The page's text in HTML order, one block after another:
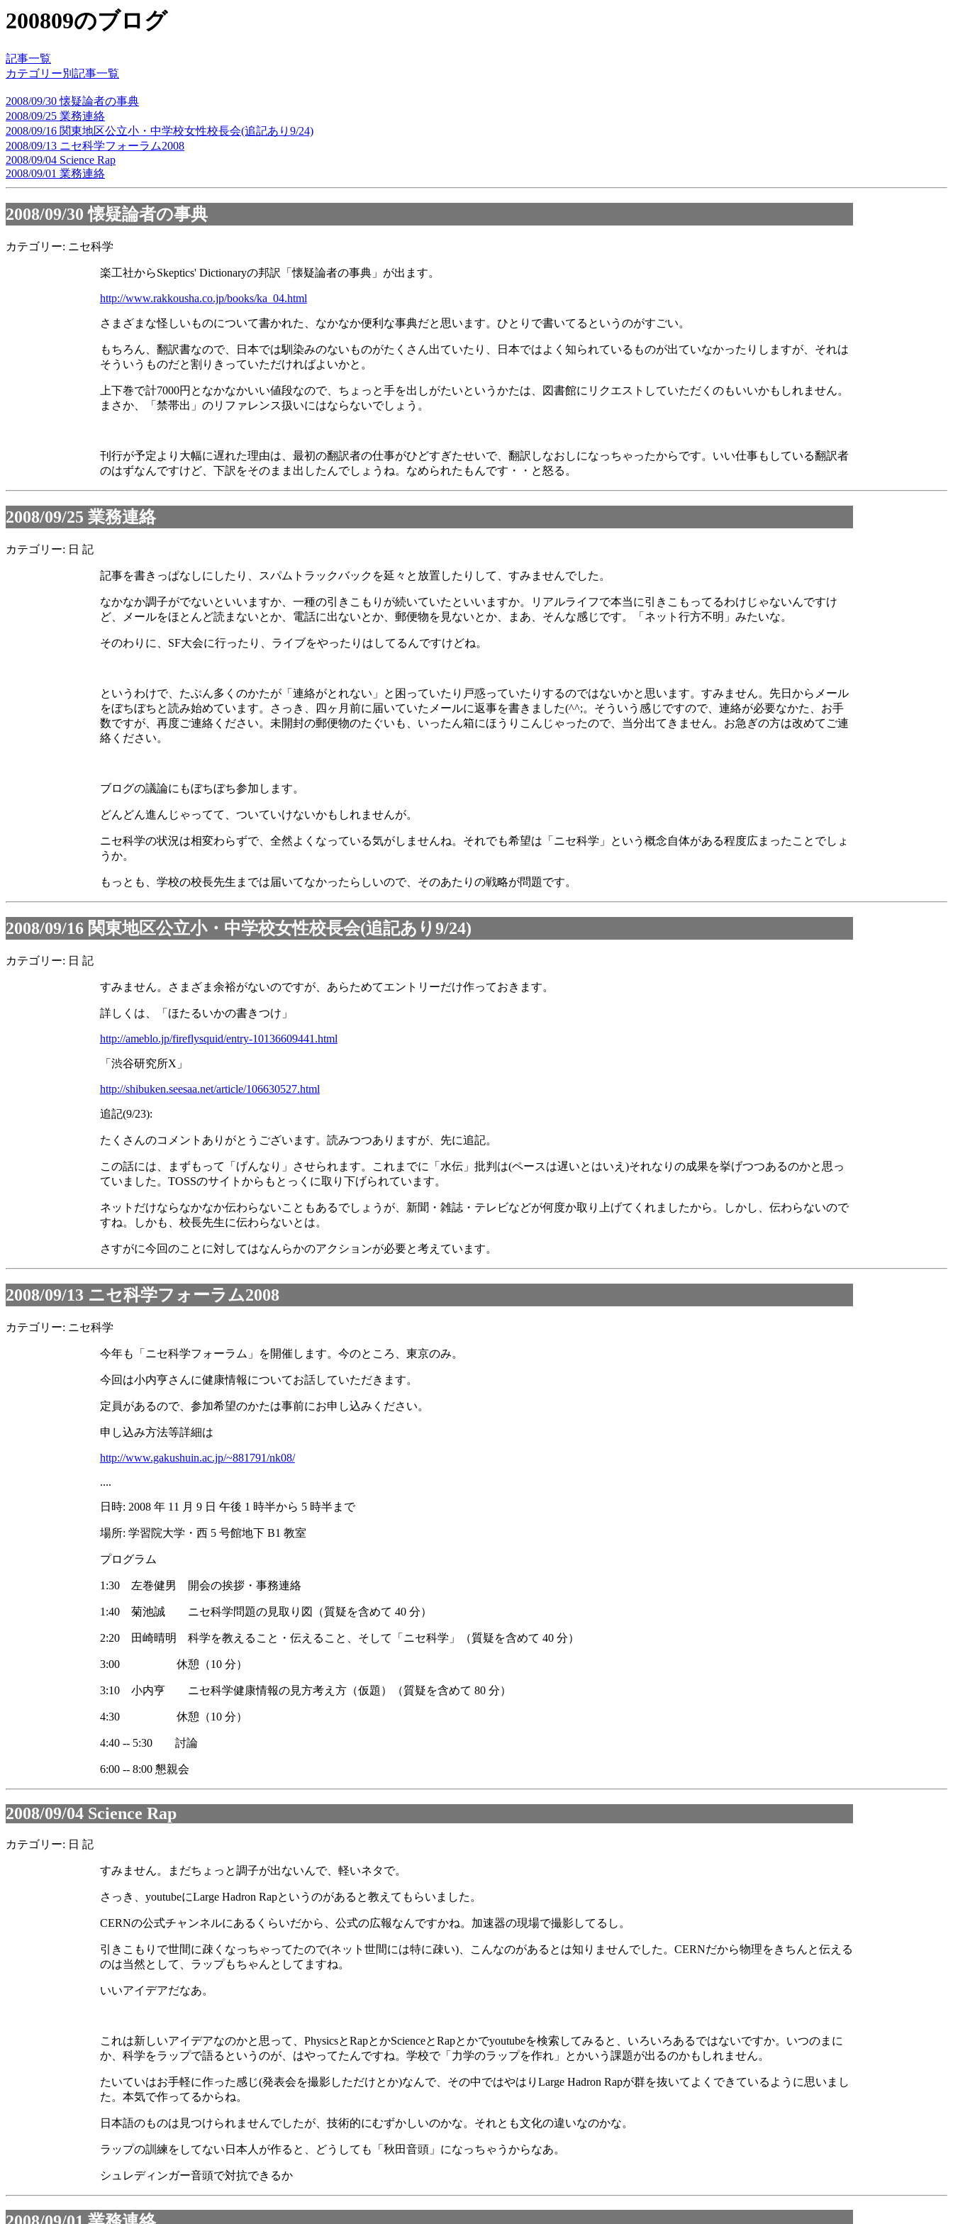
200809のブログ
記事一覧
カテゴリー別記事一覧
2008/09/30 懐疑論者の事典
2008/09/25 業務連絡
2008/09/16 関東地区公立小・中学校女性校長会(追記あり9/24)
2008/09/13 ニセ科学フォーラム2008
2008/09/04 Science Rap
2008/09/01 業務連絡
2008/09/30 懐疑論者の事典
カテゴリー: ニセ科学
楽工社からSkeptics' Dictionaryの邦訳「懐疑論者の事典」が出ます。
http://www.rakkousha.co.jp/books/ka_04.html
さまざまな怪しいものについて書かれた、なかなか便利な事典だと思います。ひとりで書いてるというのがすごい。
もちろん、翻訳書なので、日本では馴染みのないものがたくさん出ていたり、日本ではよく知られているものが出ていなかったりしますが、それは
そういうものだと割りきっていただければよいかと。
上下巻で計7000円となかなかいい値段なので、ちょっと手を出しがたいというかたは、図書館にリクエストしていただくのもいいかもしれません。
まさか、「禁帯出」のリファレンス扱いにはならないでしょう。
刊行が予定より大幅に遅れた理由は、最初の翻訳者の仕事がひどすぎたせいで、翻訳しなおしになっちゃったからです。いい仕事もしている翻訳者
のはずなんですけど、下訳をそのまま出したんでしょうね。なめられたもんです・・と怒る。
2008/09/25 業務連絡
カテゴリー: 日 記
記事を書きっぱなしにしたり、スパムトラックバックを延々と放置したりして、すみませんでした。
なかなか調子がでないといいますか、一種の引きこもりが続いていたといいますか。リアルライフで本当に引きこもってるわけじゃないんですけ
ど、メールをほとんど読まないとか、電話に出ないとか、郵便物を見ないとか、まあ、そんな感じです。「ネット行方不明」みたいな。
そのわりに、SF大会に行ったり、ライブをやったりはしてるんですけどね。
というわけで、たぶん多くのかたが「連絡がとれない」と困っていたり戸惑っていたりするのではないかと思います。すみません。先日からメール
をぼちぼちと読み始めています。さっき、四ヶ月前に届いていたメールに返事を書きました(^^;。そういう感じですので、連絡が必要なかた、お手
数ですが、再度ご連絡ください。未開封の郵便物のたぐいも、いったん箱にほうりこんじゃったので、当分出てきません。お急ぎの方は改めてご連
絡ください。
ブログの議論にもぼちぼち参加します。
どんどん進んじゃってて、ついていけないかもしれませんが。
ニセ科学の状況は相変わらずで、全然よくなっている気がしませんね。それでも希望は「ニセ科学」という概念自体がある程度広まったことでしょ
うか。
もっとも、学校の校長先生までは届いてなかったらしいので、そのあたりの戦略が問題です。
2008/09/16 関東地区公立小・中学校女性校長会(追記あり9/24)
カテゴリー: 日 記
すみません。さまざま余裕がないのですが、あらためてエントリーだけ作っておきます。
詳しくは、「ほたるいかの書きつけ」
http://ameblo.jp/fireflysquid/entry-10136609441.html
「渋谷研究所X」
http://shibuken.seesaa.net/article/106630527.html
追記(9/23):
たくさんのコメントありがとうございます。読みつつありますが、先に追記。
この話には、まずもって「げんなり」させられます。これまでに「水伝」批判は(ペースは遅いとはいえ)それなりの成果を挙げつつあるのかと思っ
ていました。TOSSのサイトからもとっくに取り下げられています。
ネットだけならなかなか伝わらないこともあるでしょうが、新聞・雑誌・テレビなどが何度か取り上げてくれましたから。しかし、伝わらないので
すね。しかも、校長先生に伝わらないとは。
さすがに今回のことに対してはなんらかのアクションが必要と考えています。
2008/09/13 ニセ科学フォーラム2008
カテゴリー: ニセ科学
今年も「ニセ科学フォーラム」を開催します。今のところ、東京のみ。
今回は小内亨さんに健康情報についてお話していただきます。
定員があるので、参加希望のかたは事前にお申し込みください。
申し込み方法等詳細は
http://www.gakushuin.ac.jp/~881791/nk08/
....
日時: 2008 年 11 月 9 日 午後 1 時半から 5 時半まで
場所: 学習院大学・西 5 号館地下 B1 教室
プログラム
1:30 左巻健男 開会の挨拶・事務連絡
1:40 菊池誠 ニセ科学問題の見取り図（質疑を含めて 40 分）
2:20 田崎晴明 科学を教えること・伝えること、そして「ニセ科学」（質疑を含めて 40 分）
3:00 休憩（10 分）
3:10 小内亨 ニセ科学健康情報の見方考え方（仮題）（質疑を含めて 80 分）
4:30 休憩（10 分）
4:40 -- 5:30 討論
6:00 -- 8:00 懇親会
2008/09/04 Science Rap
カテゴリー: 日 記
すみません。まだちょっと調子が出ないんで、軽いネタで。
さっき、youtubeにLarge Hadron Rapというのがあると教えてもらいました。
CERNの公式チャンネルにあるくらいだから、公式の広報なんですかね。加速器の現場で撮影してるし。
引きこもりで世間に疎くなっちゃってたので(ネット世間には特に疎い)、こんなのがあるとは知りませんでした。CERNだから物理をきちんと伝える
のは当然として、ラップもちゃんとしてますね。
いいアイデアだなあ。
これは新しいアイデアなのかと思って、PhysicsとRapとかScienceとRapとかでyoutubeを検索してみると、いろいろあるではないですか。いつのまに
か、科学をラップで語るというのが、はやってたんですね。学校で「力学のラップを作れ」とかいう課題が出るのかもしれません。
たいていはお手軽に作った感じ(発表会を撮影しただけとか)なんで、その中ではやはりLarge Hadron Rapが群を抜いてよくできているように思いまし
た。本気で作ってるからね。
日本語のものは見つけられませんでしたが、技術的にむずかしいのかな。それとも文化の違いなのかな。
ラップの訓練をしてない日本人が作ると、どうしても「秋田音頭」になっちゃうからなあ。
シュレディンガー音頭で対抗できるか